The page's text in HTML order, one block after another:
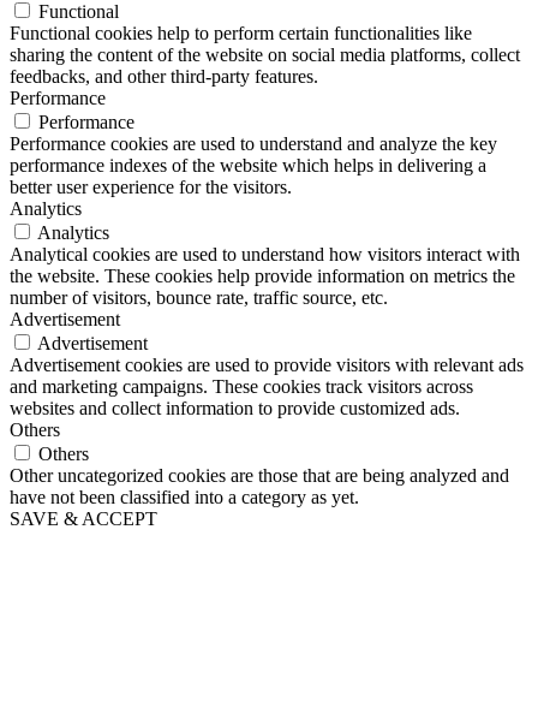
Functional
Functional cookies help to perform certain functionalities like
sharing the content of the website on social media platforms, collect
feedbacks, and other third-party features.
Performance
Performance
Performance cookies are used to understand and analyze the key
performance indexes of the website which helps in delivering a
better user experience for the visitors.
Analytics
Analytics
Analytical cookies are used to understand how visitors interact with
the website. These cookies help provide information on metrics the
number of visitors, bounce rate, traffic source, etc.
Advertisement
Advertisement
Advertisement cookies are used to provide visitors with relevant ads
and marketing campaigns. These cookies track visitors across
websites and collect information to provide customized ads.
Others
Others
Other uncategorized cookies are those that are being analyzed and
have not been classified into a category as yet.
SAVE & ACCEPT